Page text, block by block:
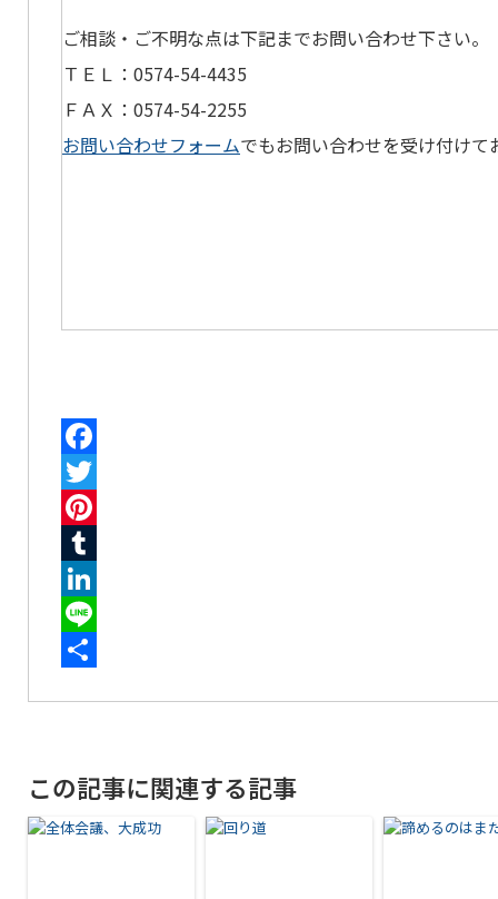
ご相談・ご不明な点は下記までお問い合わせ下さい。
ＴＥＬ：0574-54-4435
ＦＡＸ：0574-54-2255
お問い合わせフォームでもお問い合わせを受け付けて
Facebook
Twitter
Pinterest
Tumblr
LinkedIn
Line
有
この記事に関連する記事